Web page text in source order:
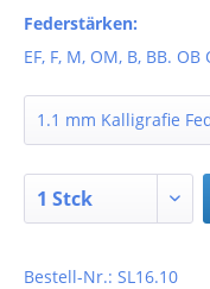
Federstärken:
EF, F, M, OM, B, BB.
Bestell-Nr.: SL16.10